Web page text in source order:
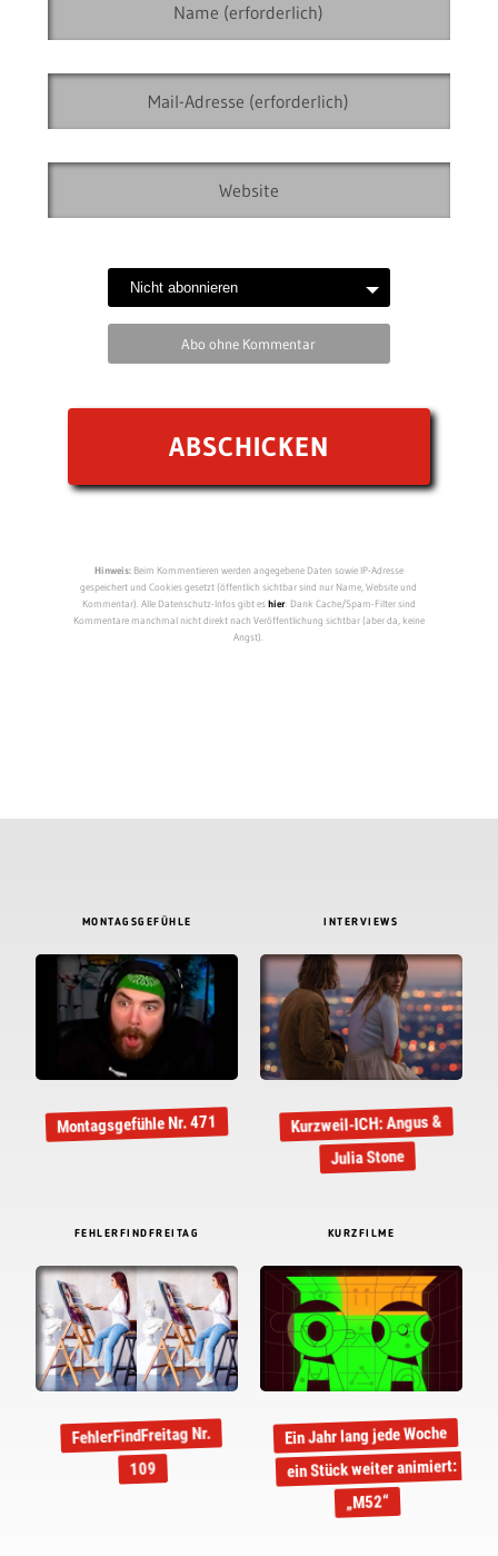
Abo ohne Kommentar
Hinweis:Beim Kommentieren werden angegebene Daten sowie IP-Adresse
gespeichert und Cookies gesetzt (öffentlich sichtbar sind nur Name, Website und
Kommentar). Alle Datenschutz-Infos gibt eshier. Dank Cache/Spam-Filter sind
Kommentare manchmal nicht direkt nach Veröffentlichung sichtbar (aber da, keine
Angst).
MONTAGSGEFÜHLE
Montagsgefühle Nr. 471
INTERVIEWS
Kurzweil-ICH: Angus &
Julia Stone
FEHLERFINDFREITAG
FehlerFindFreitag Nr.
109
KURZFILME
Ein Jahr lang jede Woche
ein Stück weiter animiert:
„M52“